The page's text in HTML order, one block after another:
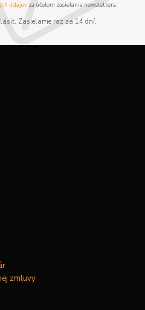
údajov za účelom zasielania newslettera.
Zasielame raz za 14 dní.
zmluvy